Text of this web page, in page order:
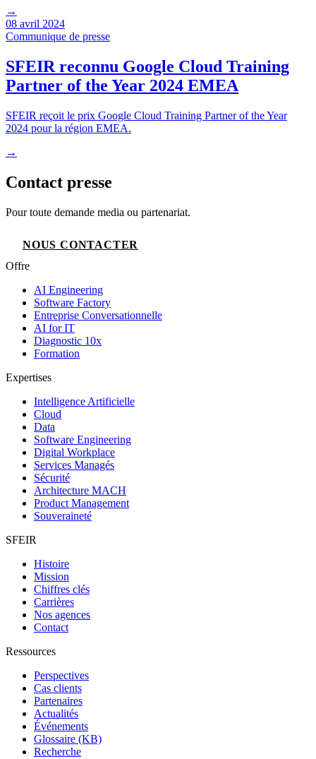
→
08 avril 2024
Communique de presse
SFEIR reconnu Google Cloud Training
Partner of the Year 2024 EMEA
SFEIR reçoit le prix Google Cloud Training Partner of the Year
2024 pour la région EMEA.
→
Contact presse
Pour toute demande media ou partenariat.
NOUS CONTACTER
Offre
AI Engineering
Software Factory
Entreprise Conversationnelle
AI for IT
Diagnostic 10x
Formation
Expertises
Intelligence Artificielle
Cloud
Data
Software Engineering
Digital Workplace
Services Managés
Sécurité
Architecture MACH
Product Management
Souveraineté
SFEIR
Histoire
Mission
Chiffres clés
Carrières
Nos agences
Contact
Ressources
Perspectives
Cas clients
Partenaires
Actualités
Événements
Glossaire (KB)
Recherche